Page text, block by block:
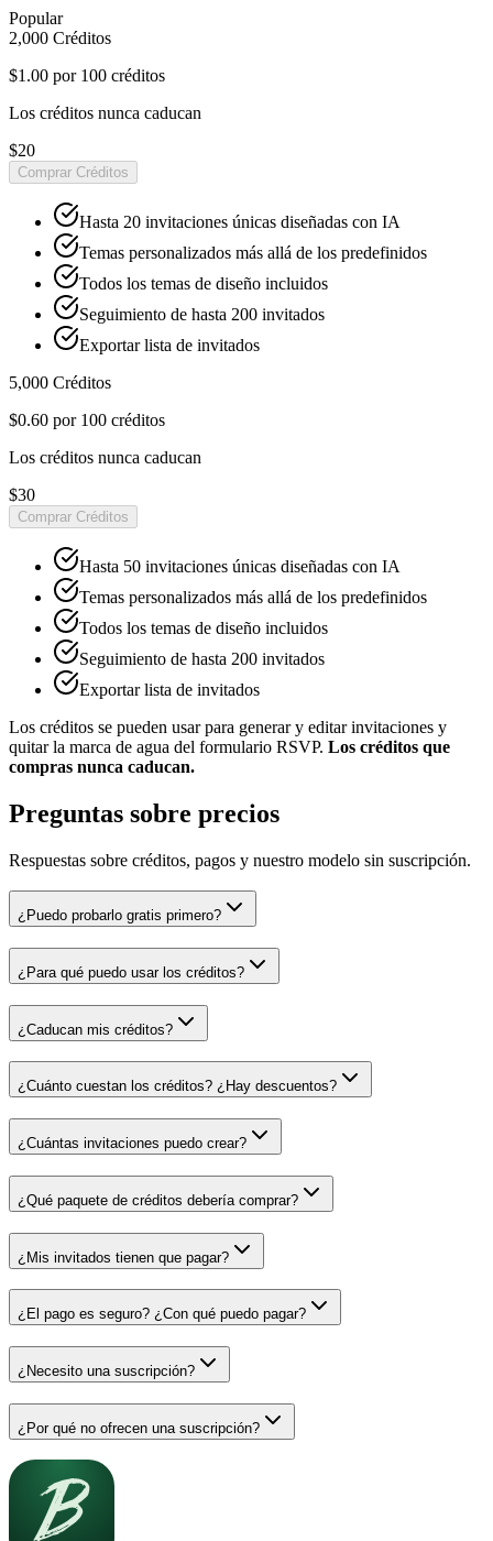
Popular
2,000 Créditos
$1.00 por 100 créditos
Los créditos nunca caducan
$20
Comprar Créditos
Hasta 20 invitaciones únicas diseñadas con IA
Temas personalizados más allá de los predefinidos
Todos los temas de diseño incluidos
Seguimiento de hasta 200 invitados
Exportar lista de invitados
5,000 Créditos
$0.60 por 100 créditos
Los créditos nunca caducan
$30
Comprar Créditos
Hasta 50 invitaciones únicas diseñadas con IA
Temas personalizados más allá de los predefinidos
Todos los temas de diseño incluidos
Seguimiento de hasta 200 invitados
Exportar lista de invitados
Los créditos se pueden usar para generar y editar invitaciones y
quitar la marca de agua del formulario RSVP. Los créditos que
compras nunca caducan.
Preguntas sobre precios
Respuestas sobre créditos, pagos y nuestro modelo sin suscripción.
¿Puedo probarlo gratis primero?
¿Para qué puedo usar los créditos?
¿Caducan mis créditos?
¿Cuánto cuestan los créditos? ¿Hay descuentos?
¿Cuántas invitaciones puedo crear?
¿Qué paquete de créditos debería comprar?
¿Mis invitados tienen que pagar?
¿El pago es seguro? ¿Con qué puedo pagar?
¿Necesito una suscripción?
¿Por qué no ofrecen una suscripción?